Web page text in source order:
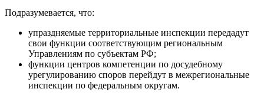
Подразумевается, что:
упраздняемые территориальные инспекции передадут
свои функции соответствующим региональным
Управлениям по субъектам РФ;
функции центров компетенции по досудебному
урегулированию споров перейдут в межрегиональные
инспекции по федеральным округам.